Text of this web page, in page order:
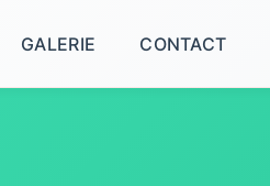
GALERIE CONTACT